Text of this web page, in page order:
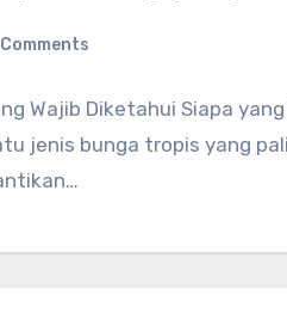
Comments
Wajib Diketahui Siapa
jenis bunga tropis yang